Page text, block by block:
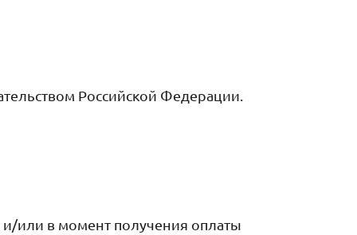
Российской Федерации.
или в момент получения оплаты